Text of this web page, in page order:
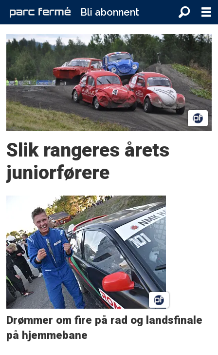
Bli abonnent
Tag:
juniorlandsfinale
Slik rangeres årets
juniorførere
Drømmer om fire på rad og landsfinale
på hjemmebane